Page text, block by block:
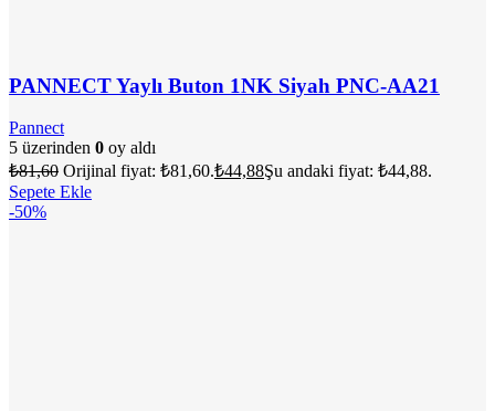
PANNECT Yaylı Buton 1NK Siyah PNC-AA21
Pannect
5 üzerinden 0 oy aldı
₺81,60 Orijinal fiyat: ₺81,60.₺44,88Şu andaki fiyat: ₺44,88.
Sepete Ekle
-50%